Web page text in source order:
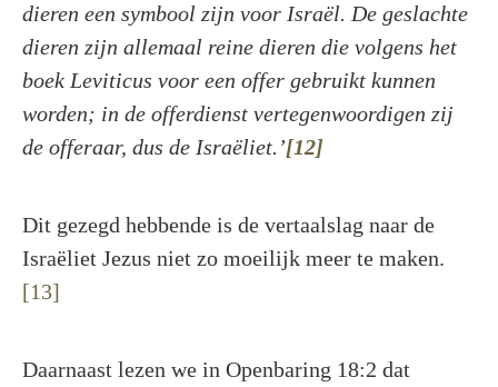
dieren een symbool zijn voor Israël. De geslachte
dieren zijn allemaal reine dieren die volgens het
boek Leviticus voor een offer gebruikt kunnen
worden; in de offerdienst vertegenwoordigen zij
de offeraar, dus de Israëliet.’[12]
Dit gezegd hebbende is de vertaalslag naar de
Israëliet Jezus niet zo moeilijk meer te maken.
[13]
Daarnaast lezen we in Openbaring 18:2 dat